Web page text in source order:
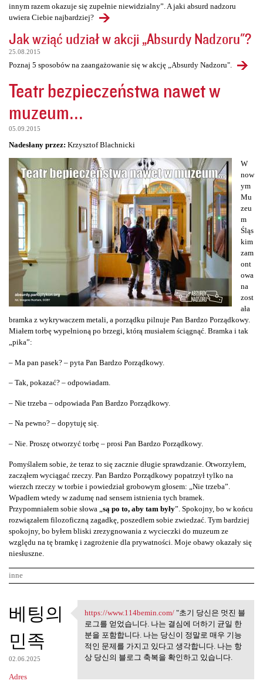
innym razem okazuje się zupełnie niewidzialny”. A jaki absurd nadzoru
uwiera Ciebie najbardziej?
Jak wziąć udział w akcji „Absurdy Nadzoru"?
25.08.2015
Poznaj 5 sposobów na zaangażowanie się w akcję „Absurdy Nadzoru".
Teatr bezpieczeństwa nawet w
muzeum...
05.09.2015
Nadesłany przez: Krzysztof Blachnicki
W
now
ym
Mu
zeu
m
Śląs
kim
zam
ont
owa
na
zost
ała
bramka z wykrywaczem metali, a porządku pilnuje Pan Bardzo Porządkowy.
Miałem torbę wypełnioną po brzegi, którą musiałem ściągnąć. Bramka i tak
„pika”:
– Ma pan pasek? – pyta Pan Bardzo Porządkowy.
– Tak, pokazać? – odpowiadam.
– Nie trzeba – odpowiada Pan Bardzo Porządkowy.
– Na pewno? – dopytuję się.
– Nie. Proszę otworzyć torbę – prosi Pan Bardzo Porządkowy.
Pomyślałem sobie, że teraz to się zacznie długie sprawdzanie. Otworzyłem,
zacząłem wyciągać rzeczy. Pan Bardzo Porządkowy popatrzył tylko na
wierzch rzeczy w torbie i powiedział grobowym głosem: „Nie trzeba”.
Wpadłem wtedy w zadumę nad sensem istnienia tych bramek.
Przypomniałem sobie słowa „ są po to, aby tam były”. Spokojny, bo w końcu
rozwiązałem filozoficzną zagadkę, poszedłem sobie zwiedzać. Tym bardziej
spokojny, bo byłem bliski zrezygnowania z wycieczki do muzeum ze
względu na tę bramkę i zagrożenie dla prywatności. Moje obawy okazały się
niesłuszne.
inne
K
o
m
e
n
베팅의
민족
02.06.2025
Adres
https://www.114bemin.com/ "초기
https://www.114bemin.com/"초기 당신은 멋진 블
로그를 얻었습니다. 나는 결심에 더하기 균일 한
분을 포함합니다. 나는 당신이 정말로 매우 기능
적인 문제를 가지고 있다고 생각합니다. 나는 항
상 당신의 블로그 축복을 확인하고 있습니다.